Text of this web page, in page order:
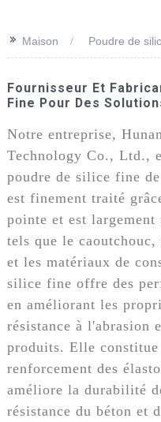
>> Maison Poudre de
Fournisseur Et
Fine Pour Des
Notre entreprise,
Technology Co., Ltd.,
poudre de silice fine
est finement traité
pointe et est
tels que le
et les matériaux de
silice fine offre des
en améliorant les
résistance à l'abrasion
produits. Elle
renforcement des
améliore la durabilité
résistance du béton et